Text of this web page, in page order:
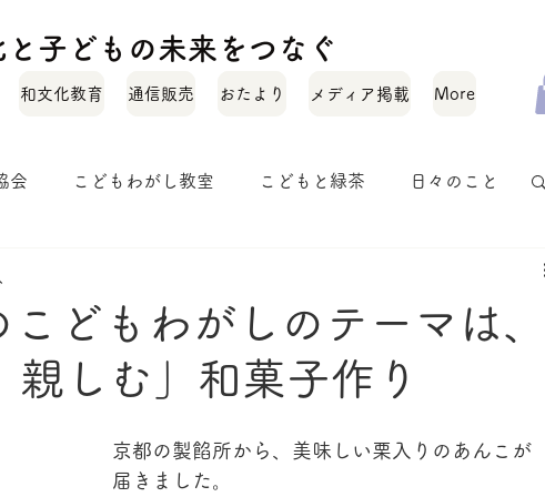
子どもの未来をつなぐ
和文化教育 通信販売 おたより メディア掲載 More
会 こどもわがし教室 こどもと緑茶 日々のこと
力
どもわがしのテーマは、
親しむ」和菓子作り
京都の製餡所から、美味しい栗入りのあんこが
届きました。